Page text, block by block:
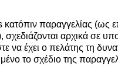
παραγγελίας (ως
σχεδιάζονται αρχικά σε
να έχει ο πελάτης τη
το σχέδιο της